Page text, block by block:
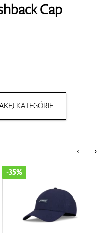
Cap
KATEGÓRIE
‹ ›
-35%